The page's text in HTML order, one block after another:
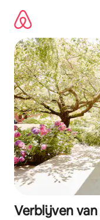
direct
naar
inhoud
Verblijven